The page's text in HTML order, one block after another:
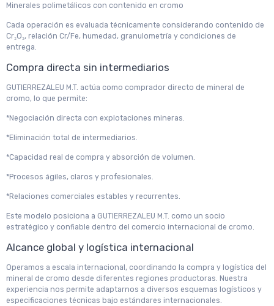
Minerales polimetálicos con contenido en cromo
Cada operación es evaluada técnicamente considerando contenido de
Cr₂O₃, relación Cr/Fe, humedad, granulometría y condiciones de
entrega.
Compra directa sin intermediarios
GUTIERREZALEU M.T. actúa como comprador directo de mineral de
cromo, lo que permite:
*Negociación directa con explotaciones mineras.
*Eliminación total de intermediarios.
*Capacidad real de compra y absorción de volumen.
*Procesos ágiles, claros y profesionales.
*Relaciones comerciales estables y recurrentes.
Este modelo posiciona a GUTIERREZALEU M.T. como un socio
estratégico y confiable dentro del comercio internacional de cromo.
Alcance global y logística internacional
Operamos a escala internacional, coordinando la compra y logística del
mineral de cromo desde diferentes regiones productoras. Nuestra
experiencia nos permite adaptarnos a diversos esquemas logísticos y
especificaciones técnicas bajo estándares internacionales.